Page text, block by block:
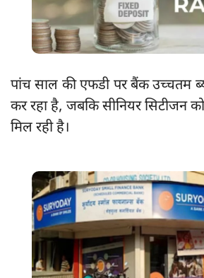
पांच साल की एफडी पर बैंक उच्चतम
कर रहा है, जबकि सीनियर सिटीजन
मिल रही है।